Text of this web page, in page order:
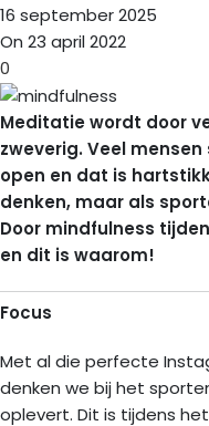
16 september 2025
On 23 april 2022
0
Meditatie wordt door
zweverig. Veel
open en dat is
denken, maar als
Door mindfulness
en dit is waarom!
Focus
Met al die perfecte
denken we bij het
oplevert. Dit is tijdens